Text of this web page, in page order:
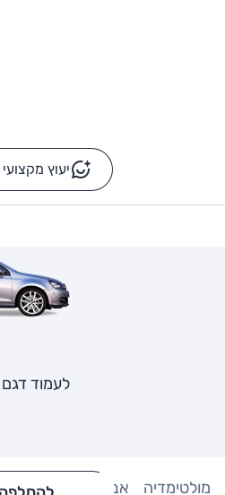
יעוץ -
לעמוד דגם
מולטימדיה אבזור section